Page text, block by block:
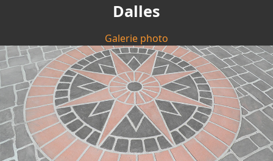
Dalles
Galerie photo